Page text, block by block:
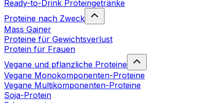
Ready-to-Drink Proteingetränke
Proteine nach Zweck
Mass Gainer
Proteine für Gewichtsverlust
Protein für Frauen
Vegane und pflanzliche Proteine
Vegane Monokomponenten-Proteine
Vegane Multikomponenten-Proteine
Soja-Protein